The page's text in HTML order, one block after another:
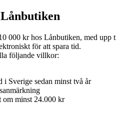
000 kr hos Lånbutiken, med upp
för att spara tid.
följande villkor:
Sverige sedan minst två år
om minst 24.000 kr